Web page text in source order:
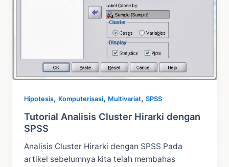
Hipotesis, Komputerisasi, Multivariat,SPSS
Tutorial Analisis Cluster Hirarki dengan
SPSS
Analisis Cluster Hirarki dengan SPSS Pada
artikel sebelumnya kita telah membahas